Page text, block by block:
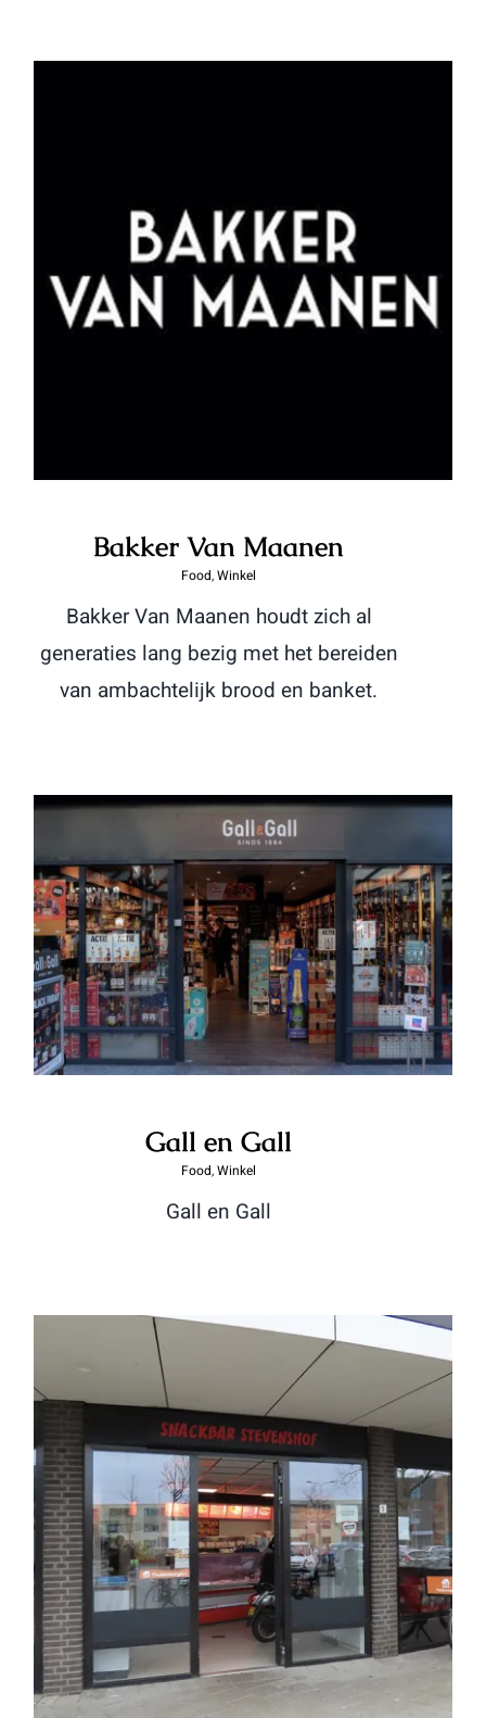
Bakker Van Maanen
Bakker Van Maanen
Food,Winkel
Bakker Van Maanen houdt zich al
generaties lang bezig met het bereiden
van ambachtelijk brood en banket.
Gall en Gall
Gall en Gall
Food,Winkel
Gall en Gall
Snackbar Stevenshof